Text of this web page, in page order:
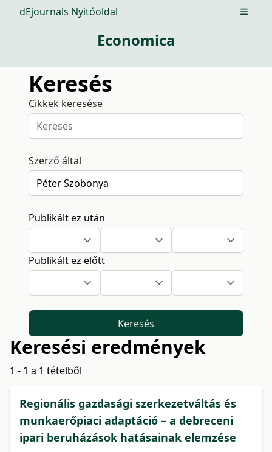
dEjournals Nyitóoldal Open
Economica
Keresés
Cikkek keresése
Szerző által
Publikált ez után
Publikált ez előtt
Keresés
Keresési eredmények
1 - 1 a 1 tételből
Regionális gazdasági szerkezetváltás és
munkaerőpiaci adaptáció – a debreceni
ipari beruházások hatásainak elemzése